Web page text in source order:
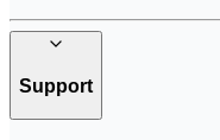
Support